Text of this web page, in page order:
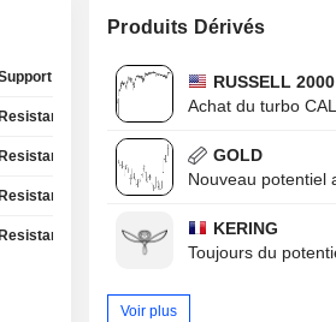
Test
Test
Test
Test
Test
Produits Dérivés
RUSSELL 2000
Achat du turbo
GOLD
Nouveau potentiel
KERING
Toujours du
Voir plus